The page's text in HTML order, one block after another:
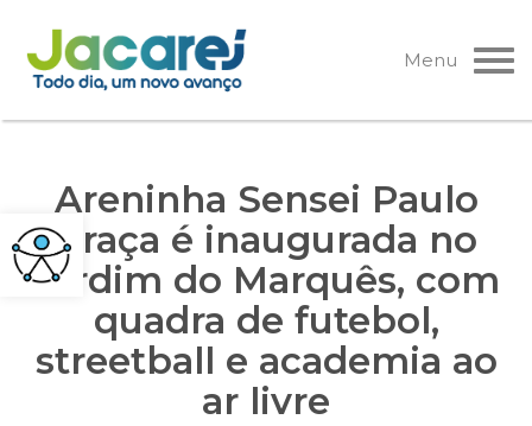
Pular
para
o
Menu
Areninha Sensei Paulo
Graça é inaugurada no
Jardim do Marquês, com
quadra de futebol,
streetball e academia ao
ar livre